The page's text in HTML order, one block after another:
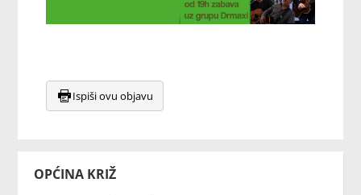
OPĆINA KRIŽ
Ispiši ovu objavu